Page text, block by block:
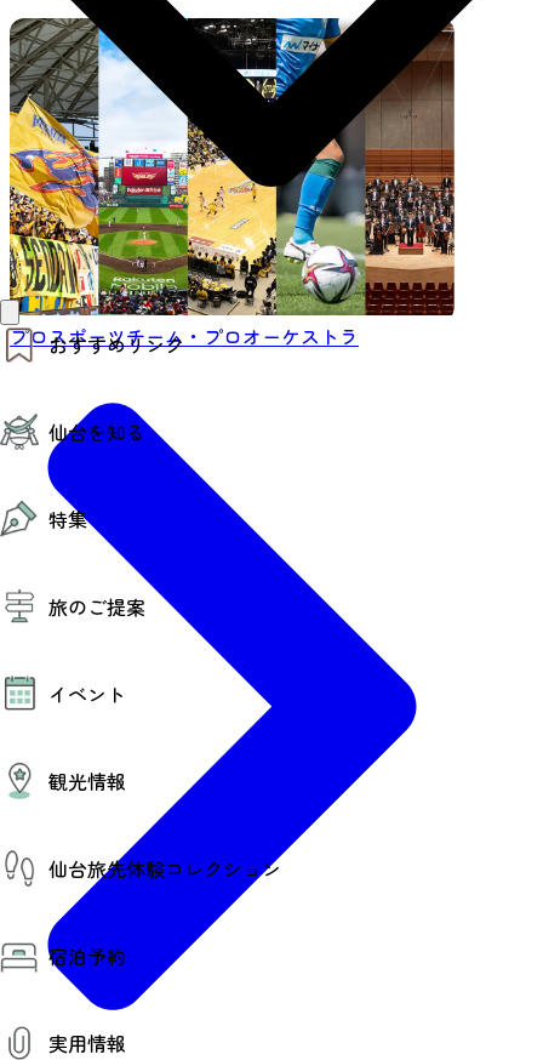
おすすめリンク
仙台夜時間
モデルコース
エリアガイド
お得なチケット
仙台を知る
仙台の魅力
エリアガイド
復興に向けて
仙台観光PR動画ライブラリー
仙台から行く東北周遊旅
伝統的工芸品
特集
夜時間トピックス
旅のご提案
AIおまかせコース
イベント
その他イベント情報（音楽・展示会）
スポーツ情報
コンベンション情報
観光情報
観光スポット
温泉
美味いもの
季節のイベント
プロスポーツチーム・プロオーケストラ
仙台の銘品
仙台夜時間
仙台観光マップ
仙台旅先体験コレクション
仙台旅先体験コレクション
体験プログラム検索（予約）
体験事業者からのお知らせ
体験トピックス
体験事業者
宿泊予約
宿泊予約
実用情報
プロスポーツチーム・プロオーケストラ